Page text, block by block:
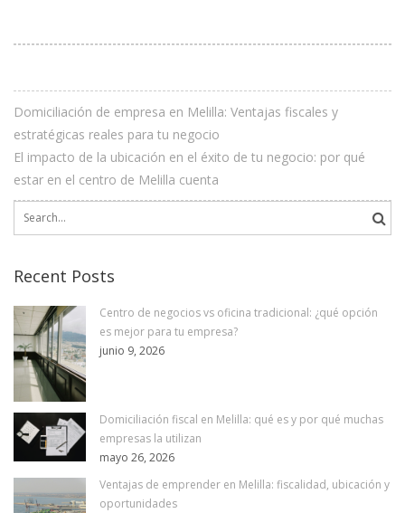
Domiciliación de empresa en Melilla: Ventajas fiscales y
estratégicas reales para tu negocio
El impacto de la ubicación en el éxito de tu negocio: por qué
estar en el centro de Melilla cuenta
Search
Recent Posts
Centro de negocios vs oficina tradicional: ¿qué opción
es mejor para tu empresa?
junio 9, 2026
Domiciliación fiscal en Melilla: qué es y por qué muchas
empresas la utilizan
mayo 26, 2026
Ventajas de emprender en Melilla: fiscalidad, ubicación y
oportunidades